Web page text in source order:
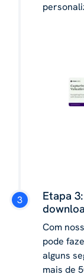
Etapa
Com
pode
alguns
mais de